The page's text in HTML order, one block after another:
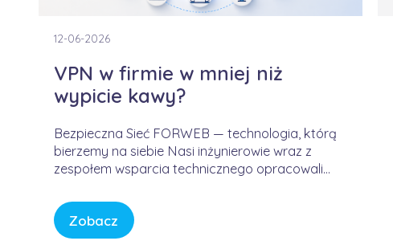
12-06-2026
VPN w firmie w mniej niż
wypicie kawy?
Bezpieczna Sieć FORWEB — technologia, którą
bierzemy na siebie Nasi inżynierowie wraz z
zespołem wsparcia technicznego opracowali
sposób bezpieczny, wygodny i przewidywalny.
Bez samodzielnego konfigurowania
skomplikowanych urządzeń, bez studiowania
Zobacz